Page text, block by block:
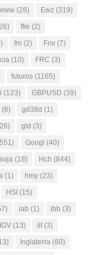
eww (28) Ewz (319)
ffie (2)
fm (2) Fnv (7)
(10) FRC (3)
futuros (1165)
(123) GBPUSD (39)
(8) gd38d (1)
gld (3)
Googl (40)
(18) Hch (844)
(1) hmy (23)
HSI (15)
iab (1) ibb (3)
IGV (13) ilf(3)
Inglaterra (60)